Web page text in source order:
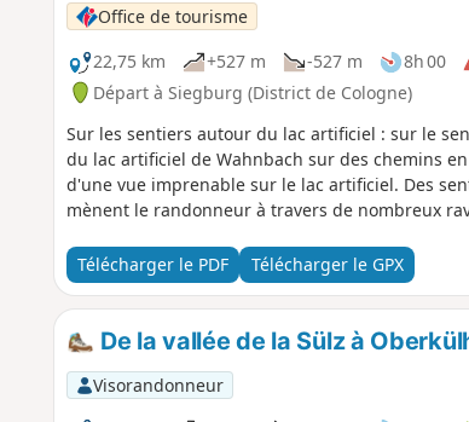
Office de tourisme
22,75 km
+527 m -527 m 8h 00
Départ à Siegburg (District de Cologne)
Sur les sentiers autour du lac artificiel : sur le
du lac artificiel de Wahnbach sur des chemins
d'une vue imprenable sur le lac artificiel. Des
mènent le randonneur à travers de nombreux
Télécharger le PDF Télécharger le GPX
De la vallée de la Sülz à
Visorandonneur